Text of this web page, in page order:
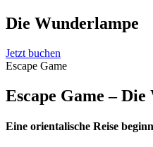
Die Wunderlampe
Jetzt buchen
Escape Game
Escape Game –
Eine orientalische Reise